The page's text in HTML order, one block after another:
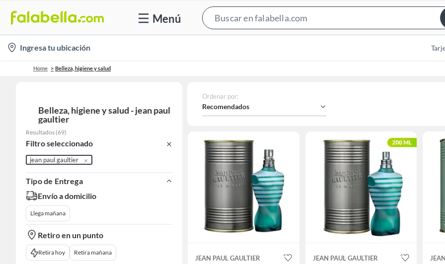
Menú
Bar
location-
icon
Ingresa tu ubicación
Home Belleza, higiene y salud
Belleza, higiene y salud - jean paul
gaultier
Resultados (69)
Filtro seleccionado
jean paul gaultier
Tipo de Entrega
Envío a domicilio
Llega mañana
Retiro en un punto
Retira hoy Retira mañana
Ordenar por:
Recomendados
JEAN PAUL GAULTIER JEAN PAUL GAULTIER